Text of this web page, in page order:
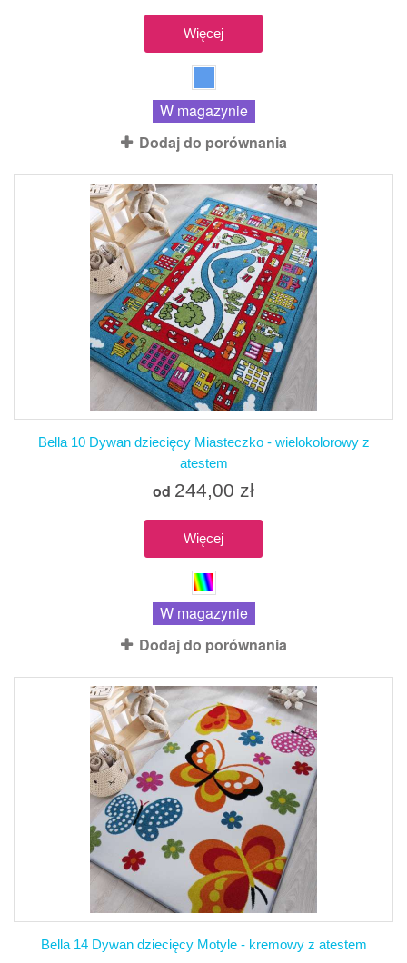
Więcej
W magazynie
Dodaj do porównania
Bella 10 Dywan dziecięcy Miasteczko - wielokolorowy z
atestem
od 244,00 zł
Więcej
W magazynie
Dodaj do porównania
Bella 14 Dywan dziecięcy Motyle - kremowy z atestem